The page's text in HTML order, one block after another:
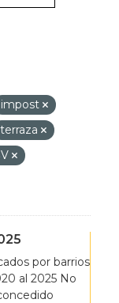
impost
terraza
por barrios
al 2025 No